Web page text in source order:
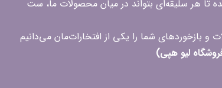
هر سلیقه‌ای بتواند در میان محصولات ما، ست